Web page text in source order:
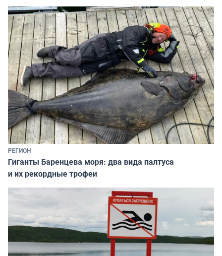
РЕГИОН
Гиганты Баренцева моря: два вида палтуса
и их рекордные трофеи